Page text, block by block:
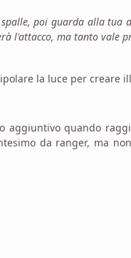
poi guarda alla tua
l'attacco, ma tanto vale
la luce per creare
quando
da ranger, ma